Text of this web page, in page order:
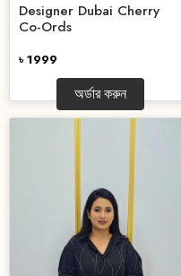
Designer Dubai Cherry
Co-Ords
৳ 1999
অর্ডার করুন